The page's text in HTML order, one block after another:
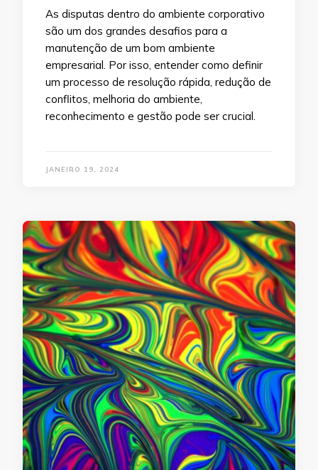
As disputas dentro do ambiente corporativo
são um dos grandes desafios para a
manutenção de um bom ambiente
empresarial. Por isso, entender como definir
um processo de resolução rápida, redução de
conflitos, melhoria do ambiente,
reconhecimento e gestão pode ser crucial.
JANEIRO 19, 2024